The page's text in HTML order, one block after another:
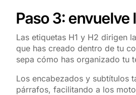
Paso 3:
Las etiquetas H1 y H2 dirigen
que has creado dentro de tu
sepa cómo has organizado tu
Los encabezados y subtítulos
párrafos, facilitando a los